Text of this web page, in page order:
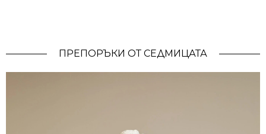
ПРЕПОРЪКИ ОТ СЕДМИЦАТА